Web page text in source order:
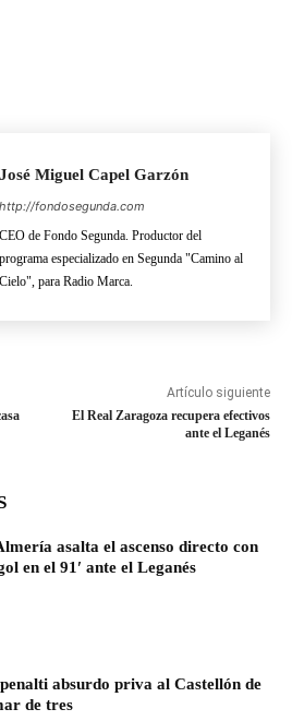
José Miguel Capel Garzón
http://fondosegunda.com
CEO de Fondo Segunda. Productor del
programa especializado en Segunda "Camino al
Cielo", para Radio Marca.
Artículo siguiente
El Real Zaragoza recupera efectivos
ante el Leganés
asalta el ascenso directo con
en el 91′ ante el Leganés
absurdo priva al Castellón de
de tres